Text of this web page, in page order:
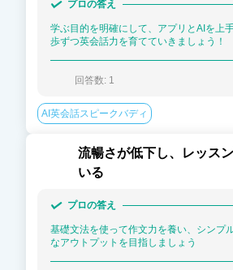
プロの答え
学ぶ目的を明確にして、アプリとAIを上
歩ずつ英会話力を育てていきましょう！
回答数: 1
AI英会話スピークバディ
流暢さが低下し、レッス
いる
プロの答え
基礎文法を使って作文力を養い、シンプ
なアウトプットを目指しましょう